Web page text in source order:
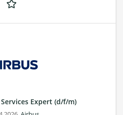
Expert (d/f/m)